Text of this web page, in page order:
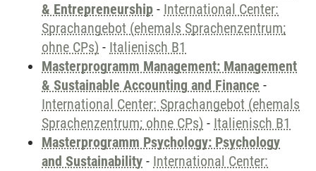
& Entrepreneurship - International Center:
Sprachangebot (ehemals Sprachenzentrum;
ohne CPs) - Italienisch B1
Masterprogramm Management: Management
& Sustainable Accounting and Finance -
International Center: Sprachangebot (ehemals
Sprachenzentrum; ohne CPs) - Italienisch B1
Masterprogramm Psychology: Psychology
and Sustainability - International Center: